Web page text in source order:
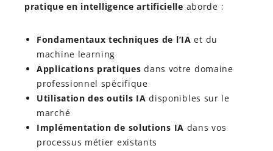
pratique en intelligence artificielle aborde :
Fondamentaux techniques de l’IA et du
machine learning
Applications pratiques dans votre domaine
professionnel spécifique
Utilisation des outils IA disponibles sur le
marché
Implémentation de solutions IA dans vos
processus métier existants